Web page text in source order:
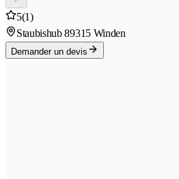
5(1)
Staubishub 89315 Winden
Demander un devis